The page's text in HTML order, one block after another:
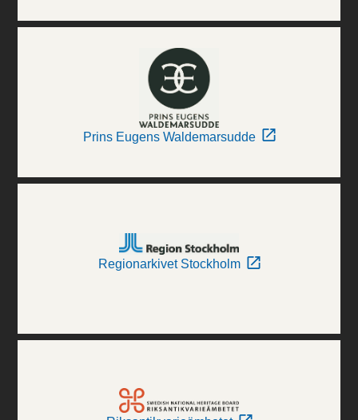
Prins Eugens Waldemarsudde
Regionarkivet Stockholm